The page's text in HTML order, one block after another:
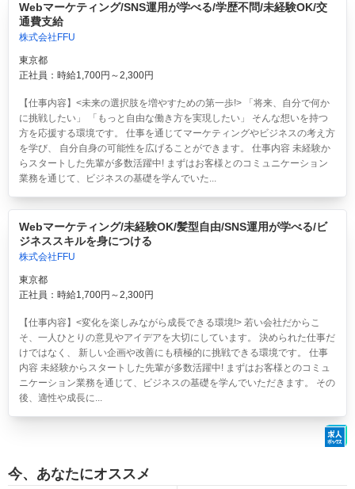
Webマーケティング/SNS運用が学べる/学歴不問/未経験OK/交
通費支給
株式会社FFU
東京都
正社員：時給1,700円～2,300円
【仕事内容】<未来の選択肢を増やすための第一歩!> 「将来、自分で何か
に挑戦したい」 「もっと自由な働き方を実現したい」 そんな想いを持つ
方を応援する環境です。 仕事を通じてマーケティングやビジネスの考え方
を学び、 自分自身の可能性を広げることができます。 仕事内容 未経験か
らスタートした先輩が多数活躍中! まずはお客様とのコミュニケーション
業務を通じて、ビジネスの基礎を学んでいた...
Webマーケティング/未経験OK/髪型自由/SNS運用が学べる/ビ
ジネススキルを身につける
株式会社FFU
東京都
正社員：時給1,700円～2,300円
【仕事内容】<変化を楽しみながら成長できる環境!> 若い会社だからこ
そ、一人ひとりの意見やアイデアを大切にしています。 決められた仕事だ
けではなく、 新しい企画や改善にも積極的に挑戦できる環境です。 仕事
内容 未経験からスタートした先輩が多数活躍中! まずはお客様とのコミュ
ニケーション業務を通じて、ビジネスの基礎を学んでいただきます。 その
後、適性や成長に...
今、あなたにオススメ